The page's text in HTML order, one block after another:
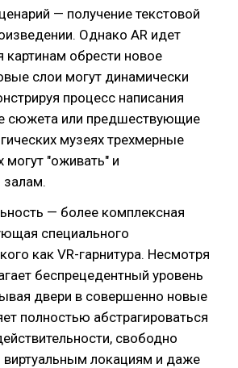
— получение текстовой
Однако AR идет
картинам обрести новое
слои могут динамически
процесс написания
сюжета или предшествующие
музеях трехмерные
"оживать" и
залам.
— более комплексная
специального
как VR-гарнитура. Несмотря
беспрецедентный уровень
двери в совершенно новые
полностью абстрагироваться
свободно
локациям и даже